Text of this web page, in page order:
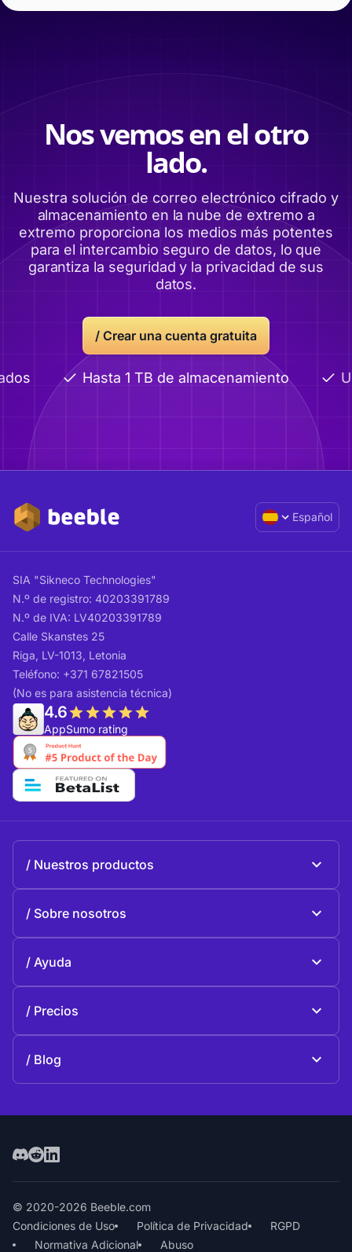
Nos vemos en el otro
lado.
Nuestra solución de correo electrónico cifrado y
almacenamiento en la nube de extremo a
extremo proporciona los medios más potentes
para el intercambio seguro de datos, lo que
garantiza la seguridad y la privacidad de sus
datos.
/ Crear una cuenta gratuita
Hasta 1 TB de almacenamiento
Español
SIA "Sikneco Technologies"
N.º de registro: 40203391789
N.º de IVA: LV40203391789
Calle Skanstes 25
Riga, LV-1013, Letonia
Teléfono: +371 67821505
(No es para asistencia técnica)
4.6
AppSumo rating
Nuestros productos
Sobre nosotros
Historia
Ayuda
Contactos
Precios
Blog
© 2020-2026 Beeble.com
Condiciones de Uso
Política de Privacidad
RGPD
Normativa Adicional
Abuso